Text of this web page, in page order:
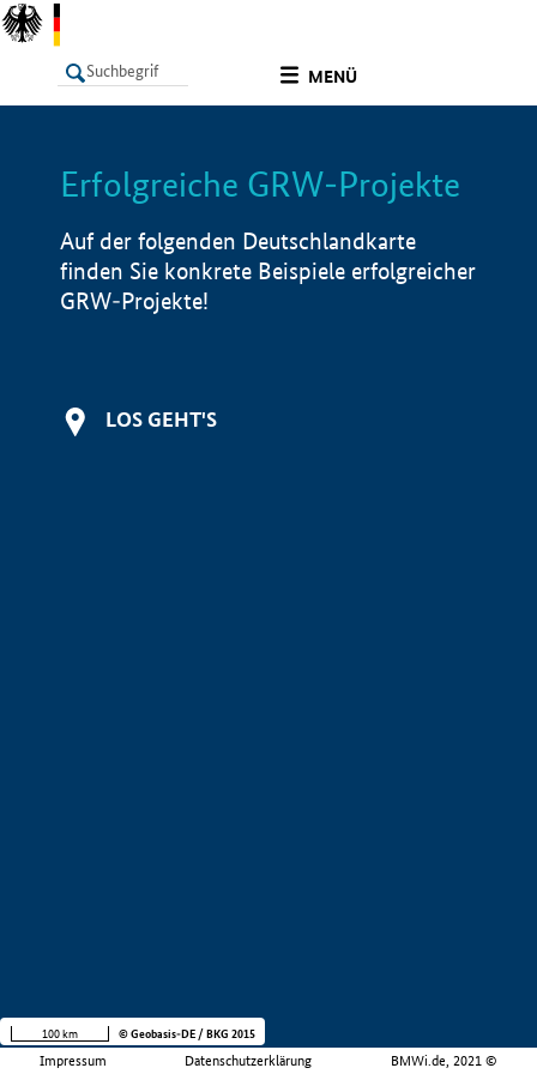
MENÜ
LISTE Info
Erfolgreiche GRW-Projekte
Auf der folgenden Deutschlandkarte
finden Sie konkrete Beispiele erfolgreicher
GRW-Projekte!
LOS GEHT'S
Impressum Datenschutzerklärung BMWi.de, 2021 ©
100 km © Geobasis-DE / BKG 2015